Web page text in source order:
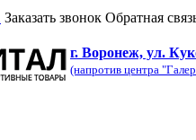
Заказать звонок Обратная
г. Воронеж, ул.
(напротив центра